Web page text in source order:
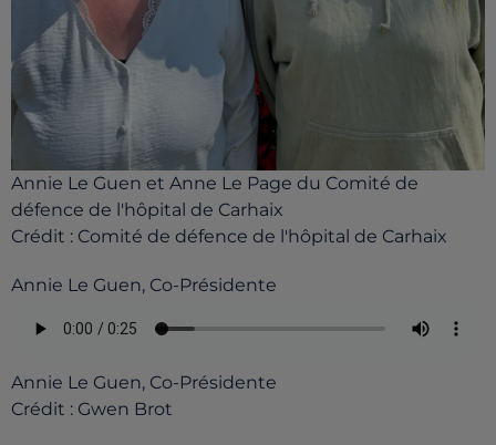
Annie Le Guen et Anne Le Page du Comité de
défence de l'hôpital de Carhaix
Crédit : Comité de défence de l'hôpital de Carhaix
Annie Le Guen, Co-Présidente
Annie Le Guen, Co-Présidente
Crédit : Gwen Brot